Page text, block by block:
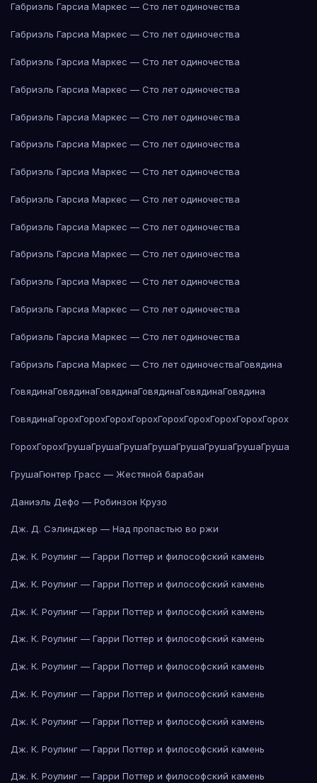
Габриэль Гарсиа Маркес — Сто лет одиночества
Габриэль Гарсиа Маркес — Сто лет одиночества
Габриэль Гарсиа Маркес — Сто лет одиночества
Габриэль Гарсиа Маркес — Сто лет одиночества
Габриэль Гарсиа Маркес — Сто лет одиночества
Габриэль Гарсиа Маркес — Сто лет одиночества
Габриэль Гарсиа Маркес — Сто лет одиночества
Габриэль Гарсиа Маркес — Сто лет одиночества
Габриэль Гарсиа Маркес — Сто лет одиночества
Габриэль Гарсиа Маркес — Сто лет одиночества
Габриэль Гарсиа Маркес — Сто лет одиночества
Габриэль Гарсиа Маркес — Сто лет одиночества
Габриэль Гарсиа Маркес — Сто лет одиночества
Габриэль Гарсиа Маркес — Сто лет одиночестваГовядина
ГовядинаГовядинаГовядинаГовядинаГовядинаГовядина
ГовядинаГорохГорохГорохГорохГорохГорохГорохГорохГорох
ГорохГорохГрушаГрушаГрушаГрушаГрушаГрушаГрушаГруша
ГрушаГюнтер Грасс — Жестяной барабан
Даниэль Дефо — Робинзон Крузо
Дж. Д. Сэлинджер — Над пропастью во ржи
Дж. К. Роулинг — Гарри Поттер и философский камень
Дж. К. Роулинг — Гарри Поттер и философский камень
Дж. К. Роулинг — Гарри Поттер и философский камень
Дж. К. Роулинг — Гарри Поттер и философский камень
Дж. К. Роулинг — Гарри Поттер и философский камень
Дж. К. Роулинг — Гарри Поттер и философский камень
Дж. К. Роулинг — Гарри Поттер и философский камень
Дж. К. Роулинг — Гарри Поттер и философский камень
Дж. К. Роулинг — Гарри Поттер и философский камень